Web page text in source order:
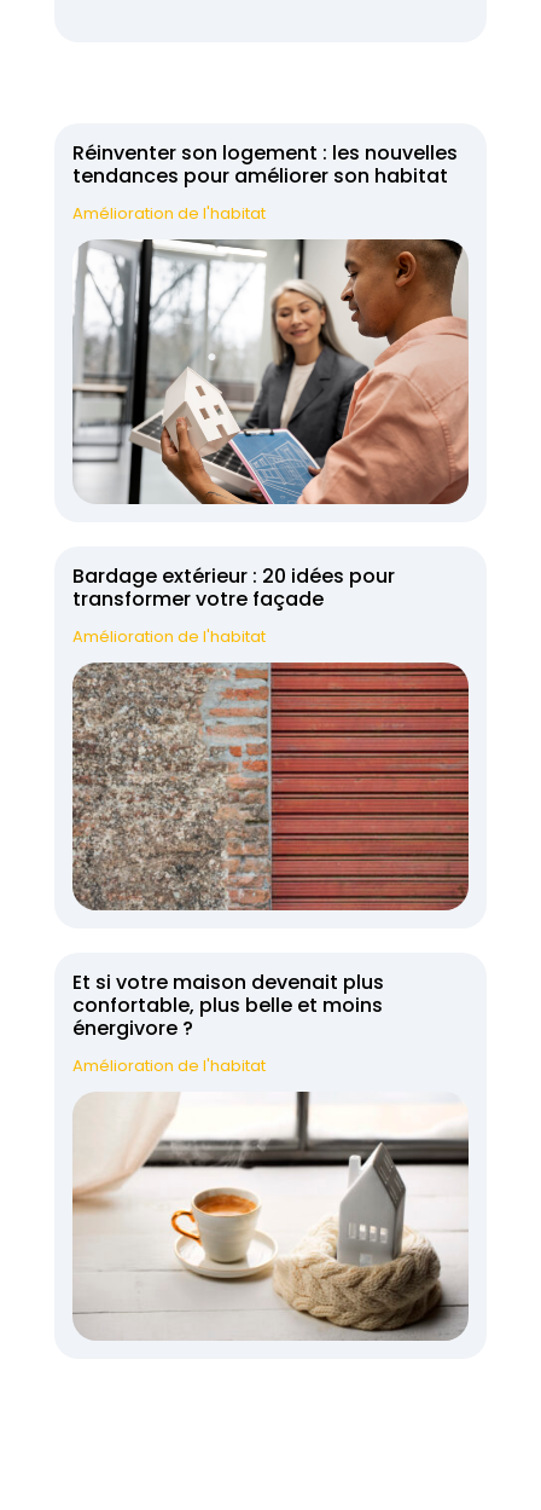
Réinventer son logement : les nouvelles
tendances pour améliorer son habitat
Amélioration de l'habitat
Bardage extérieur : 20 idées pour
transformer votre façade
Amélioration de l'habitat
Et si votre maison devenait plus
confortable, plus belle et moins
énergivore ?
Amélioration de l'habitat